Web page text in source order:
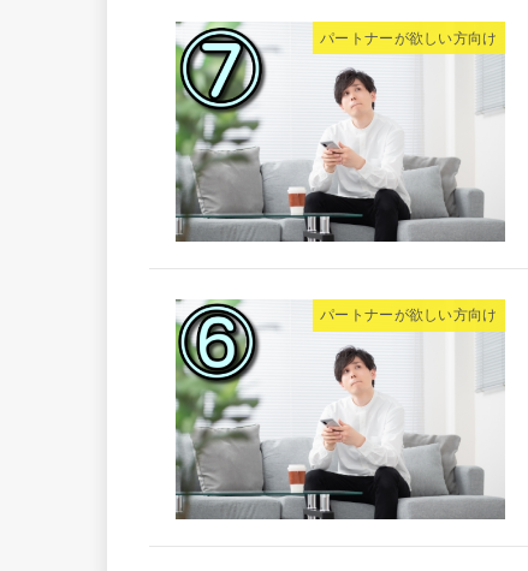
パートナーが欲しい方向け
パートナーが欲しい方向け